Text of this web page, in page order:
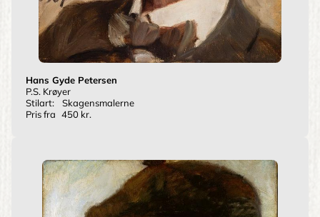
Hans Gyde Petersen
P.S. Krøyer
Stilart:
Skagensmalerne
Pris fra 450 kr.